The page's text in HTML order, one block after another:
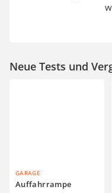
Neue Tests und
GARAGE
Auffahrrampe